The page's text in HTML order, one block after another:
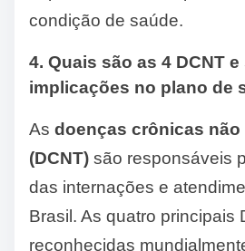
condição de saúde.
4. Quais são as 4 DCNT e
implicações no plano de
As doenças crônicas
(DCNT) são responsáveis
das internações e
Brasil. As quatro principais
reconhecidas